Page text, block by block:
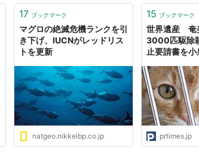
17 ブックマーク
マグロの絶滅危機ランクを引
き下げ、IUCNがレッドリス
トを更新
natgeo.nikkeibp.co.jp
15 ブックマーク
世界遺産 奄
3000匹駆除
止要請書を小
金、ゴールゼ
prtimes.jp